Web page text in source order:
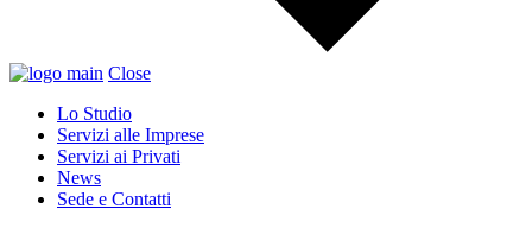
Close
Lo Studio
Servizi alle Imprese
Servizi ai Privati
News
Sede e Contatti